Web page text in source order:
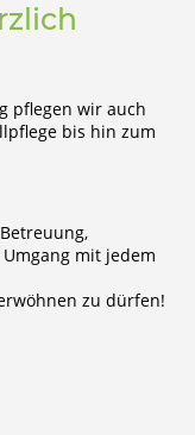
pflegen wir auch
bis hin zum
mit jedem
zu dürfen!